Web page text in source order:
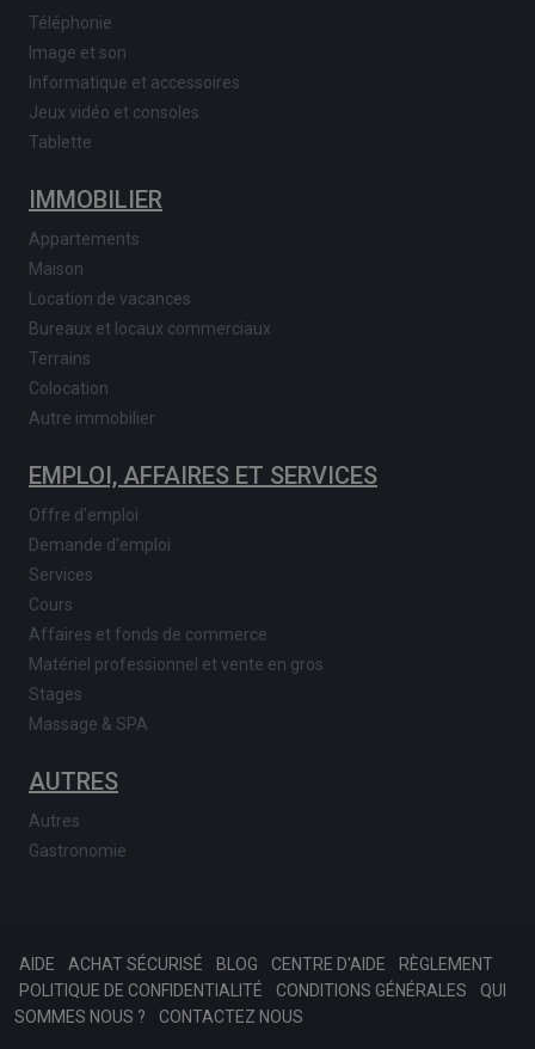
Téléphonie
Image et son
Informatique et accessoires
Jeux vidéo et consoles
Tablette
IMMOBILIER
Appartements
Maison
Location de vacances
Bureaux et locaux commerciaux
Terrains
Colocation
Autre immobilier
EMPLOI, AFFAIRES ET SERVICES
Offre d'emploi
Demande d'emploi
Services
Cours
Affaires et fonds de commerce
Matériel professionnel et vente en gros
Stages
Massage & SPA
AUTRES
Autres
Gastronomie
AIDE ACHAT SÉCURISÉ BLOG CENTRE D'AIDE
RÈGLEMENT
POLITIQUE DE CONFIDENTIALITÉ
CONDITIONS GÉNÉRALES
QUI
SOMMES NOUS ?
CONTACTEZ NOUS